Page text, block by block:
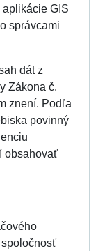
aplikácie GIS
správcami
dát z
Zákona č.
znení. Podľa
povinný
obsahovať
spoločnosť